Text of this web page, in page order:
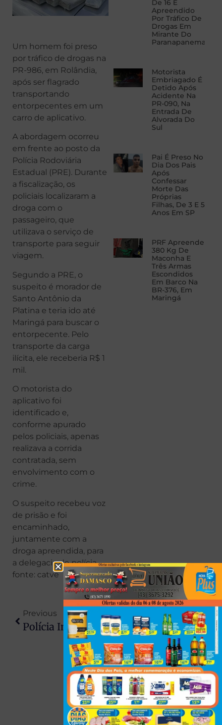
Um homem foi preso
por tráfico de drogas na
PR-986, em Rolândia,
após ser flagrado
transportando
entorpecentes em um
carro de aplicativo.
A abordagem ocorreu
em frente ao posto da
Polícia Rodoviária
Estadual (PRE). Durante
a fiscalização, os
policiais localizaram a
droga com o
passageiro, que
utilizava o serviço de
transporte para seguir
viagem.
Segundo a PRE, o
suspeito é morador de
Santo Antônio da
Platina e teria ido até
Maringá para buscar o
entorpecente. Pelo
transporte da carga
ilícita, ele receberia R$ 1
mil.
O motorista do
aplicativo foi
identificado e,
conforme apurado
pelos policiais, apenas
realizava a corrida
contratada, sem
envolvimento com o
crime.
O suspeito recebeu voz
de prisão e foi
encaminhado,
juntamente com a
droga apreendida, para
a delegacia de polícia.
fonte: catve
De 16 É
Apreendido
Por Tráfico De
Drogas Em
Mirante Do
Paranapanema
Motorista
Embriagado É
Detido Após
Acidente Na
PR-090, Na
Entrada De
Alvorada Do
Sul
Pai É Preso No
Dia Dos Pais
Após
Confessar
Morte Das
Próprias
Filhas, De 3 E 5
Anos Em SP
PRF Apreende
380 Kg De
Maconha E
Três Armas
Escondidos
Em Barco Na
BR-376, Em
Maringá
Previous
Polícia Investiga Quadrilha Suspeita De Furtar Dezenas De Pessoas Durante Show De Henrique & Juliano Em Maringá
Next
Jovem Lançada De Ponte Sem Corda De Segurança Ainda Estava Viva Após Queda, Revela Testemunha